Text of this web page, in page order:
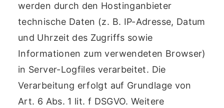
werden durch den Hostinganbieter
technische Daten (z. B. IP-Adresse, Datum
und Uhrzeit des Zugriffs sowie
Informationen zum verwendeten Browser)
in Server-Logfiles verarbeitet. Die
Verarbeitung erfolgt auf Grundlage von
Art. 6 Abs. 1 lit. f DSGVO. Weitere